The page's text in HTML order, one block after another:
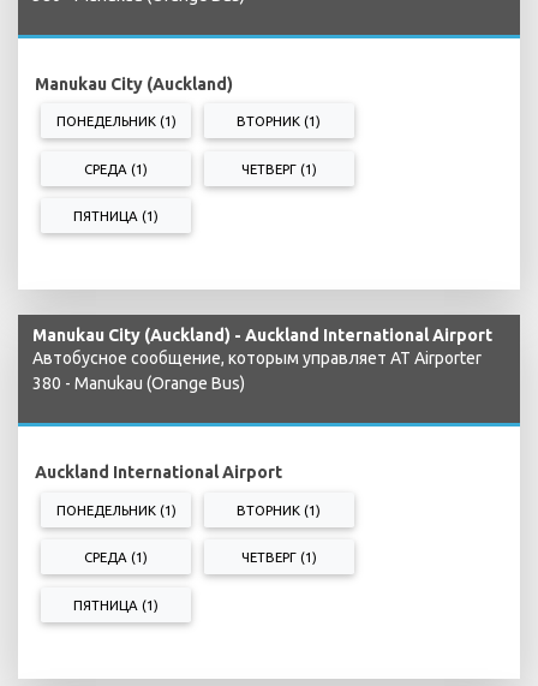
Manukau City (Auckland)
ПОНЕДЕЛЬНИК (1) ВТОРНИК (1)
СРЕДА (1) ЧЕТВЕРГ (1)
ПЯТНИЦА (1)
Manukau City (Auckland) - Auckland International Airport
Автобусное сообщение, которым управляет AT Airporter
380 - Manukau (Orange Bus)
Auckland International Airport
ПОНЕДЕЛЬНИК (1) ВТОРНИК (1)
СРЕДА (1) ЧЕТВЕРГ (1)
ПЯТНИЦА (1)